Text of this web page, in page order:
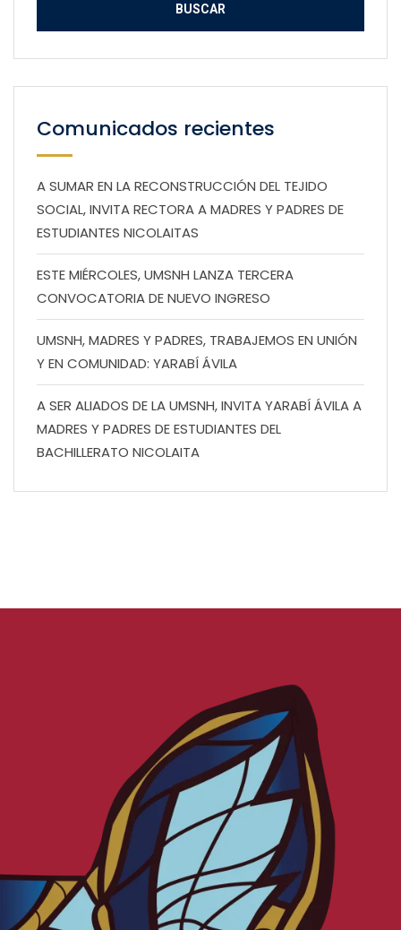
Comunicados recientes
A SUMAR EN LA RECONSTRUCCIÓN DEL TEJIDO
SOCIAL, INVITA RECTORA A MADRES Y PADRES DE
ESTUDIANTES NICOLAITAS
ESTE MIÉRCOLES, UMSNH LANZA TERCERA
CONVOCATORIA DE NUEVO INGRESO
UMSNH, MADRES Y PADRES, TRABAJEMOS EN UNIÓN
Y EN COMUNIDAD: YARABÍ ÁVILA
A SER ALIADOS DE LA UMSNH, INVITA YARABÍ ÁVILA A
MADRES Y PADRES DE ESTUDIANTES DEL
BACHILLERATO NICOLAITA